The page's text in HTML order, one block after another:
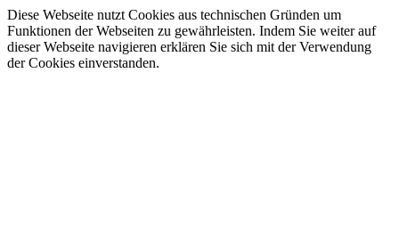
Diese Webseite nutzt Cookies aus technischen Gründen um
Funktionen der Webseiten zu gewährleisten. Indem Sie weiter auf
dieser Webseite navigieren erklären Sie sich mit der Verwendung
der Cookies einverstanden.